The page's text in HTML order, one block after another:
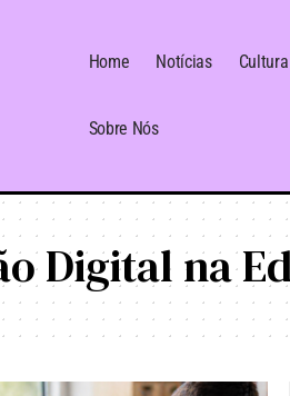
Home Notícias Cultura
Sobre Nós
Digital na